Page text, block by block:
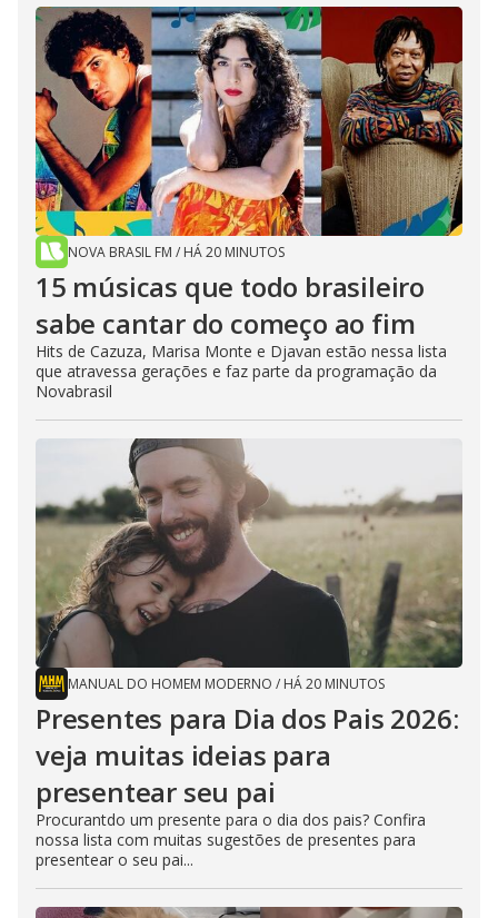
NOVA BRASIL FM / HÁ 20 MINUTOS
15 músicas que todo brasileiro
sabe cantar do começo ao fim
Hits de Cazuza, Marisa Monte e Djavan estão nessa lista
que atravessa gerações e faz parte da programação da
Novabrasil
MANUAL DO HOMEM MODERNO / HÁ 20 MINUTOS
Presentes para Dia dos Pais 2026:
veja muitas ideias para
presentear seu pai
Procurantdo um presente para o dia dos pais? Confira
nossa lista com muitas sugestões de presentes para
presentear o seu pai...